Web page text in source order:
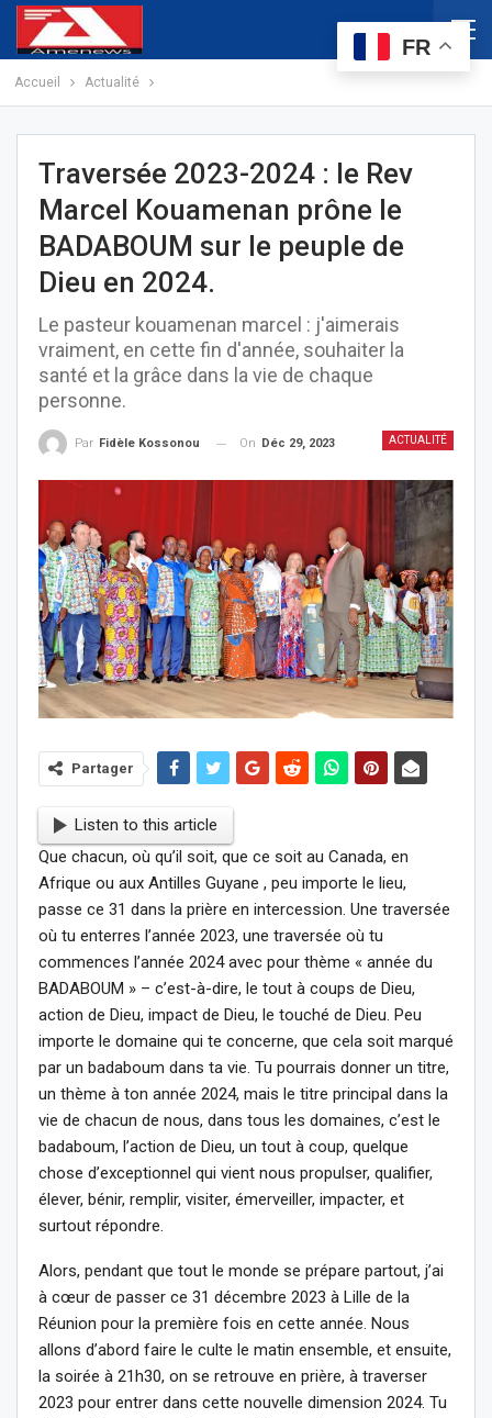
Accueil Actualité
Traversée 2023-2024 : le Rev
Marcel Kouamenan prône le
BADABOUM sur le peuple de
Dieu en 2024.
Le pasteur kouamenan marcel : j'aimerais
vraiment, en cette fin d'année, souhaiter la
santé et la grâce dans la vie de chaque
personne.
ACTUALITÉ
Par Fidèle Kossonou On Déc 29, 2023
Partager
Listen to this article
Que chacun, où qu’il soit, que ce soit au Canada, en
Afrique ou aux Antilles Guyane , peu importe le lieu,
passe ce 31 dans la prière en intercession. Une traversée
où tu enterres l’année 2023, une traversée où tu
commences l’année 2024 avec pour thème « année du
BADABOUM » – c’est-à-dire, le tout à coups de Dieu,
action de Dieu, impact de Dieu, le touché de Dieu. Peu
importe le domaine qui te concerne, que cela soit marqué
par un badaboum dans ta vie. Tu pourrais donner un titre,
un thème à ton année 2024, mais le titre principal dans la
vie de chacun de nous, dans tous les domaines, c’est le
badaboum, l’action de Dieu, un tout à coup, quelque
chose d’exceptionnel qui vient nous propulser, qualifier,
élever, bénir, remplir, visiter, émerveiller, impacter, et
surtout répondre.
Alors, pendant que tout le monde se prépare partout, j’ai
à cœur de passer ce 31 décembre 2023 à Lille de la
Réunion pour la première fois en cette année. Nous
allons d’abord faire le culte le matin ensemble, et ensuite,
la soirée à 21h30, on se retrouve en prière, à traverser
2023 pour entrer dans cette nouvelle dimension 2024. Tu
FR